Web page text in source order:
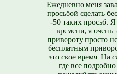
Ежедневно меня
просьбой сделать
-50 таких просьб.
времени, я очень
привороту просто
бесплатным
это свое время.
где все